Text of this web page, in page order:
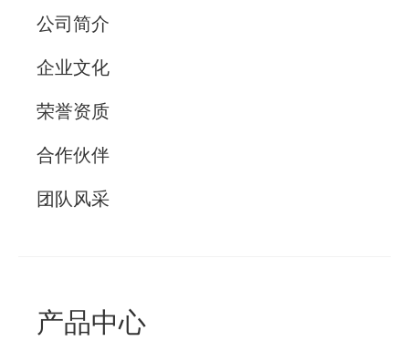
公司简介
企业文化
荣誉资质
合作伙伴
团队风采
产品中心